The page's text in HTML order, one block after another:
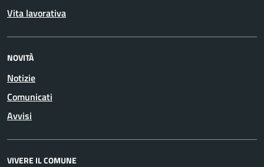
Vita lavorativa
NOVITÀ
Notizie
Comunicati
Avvisi
VIVERE IL COMUNE